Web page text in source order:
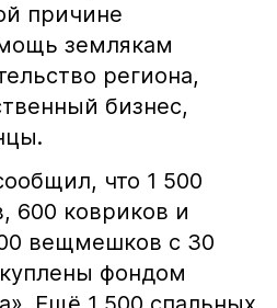
причине
землякам
региона,
бизнес,
что 1 500
600 ковриков и
вещмешков с 30
фондом